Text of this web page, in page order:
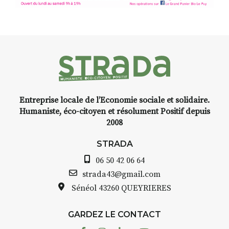
INTERVIEW
avez ouvert une galerie à
Auzon…
Bernard TURLE Le Fumoir n’est
pas une galerie permanente.
AuzonToujours organise
Entreprise locale de l’Economie sociale et solidaire.
Humaniste, éco-citoyen et résolument Positif depuis
2008
STRADA
06 50 42 06 64
strada43@gmail.com
Sénéol 43260 QUEYRIERES
GARDEZ LE CONTACT